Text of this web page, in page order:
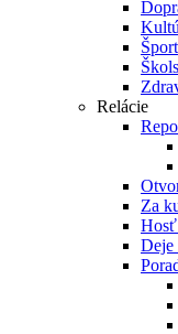
Šport
Relácie
Za
Hosť
Deje